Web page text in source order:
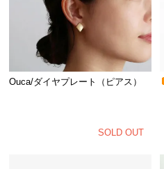
Ouca/ダイヤプレート（ピアス）
SOLD OUT